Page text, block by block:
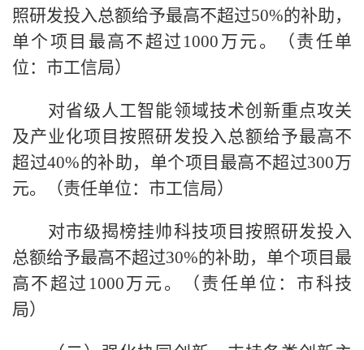
照研发投入总额给予最高不超过50%的补助，
单个项目最高不超过1000万元。（责任单
位：市工信局）
对省级人工智能领域技术创新重点攻关
及产业化项目按照研发投入总额给予最高不
超过40%的补助，单个项目最高不超过300万
元。（责任单位：市工信局）
对市级揭榜挂帅科技项目按照研发投入
总额给予最高不超过30%的补助，单个项目最
高不超过1000万元。（责任单位：市科技
局）